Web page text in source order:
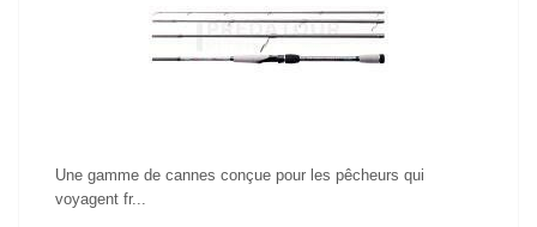
Une gamme de cannes conçue pour les pêcheurs qui
voyagent fr...